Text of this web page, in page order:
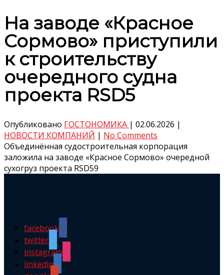
На заводе «Красное
Сормово» приступили
к строительству
очередного судна
проекта RSD5
Опубликовано ГОСТОНОМИКА | 02.06.2026 |
НОВОСТИ КОМПАНИЙ | No Comments
Объединённая судостроительная корпорация
заложила на заводе «Красное Сормово» очередной
сухогруз проекта RSD59
facebook
twitter
instagram
linkedin